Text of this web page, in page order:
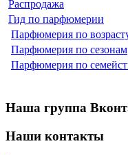
Распродажа
Гид по парфюмерии
Парфюмерия по
Парфюмерия по сезонам
Парфюмерия по
Наша группа
Наши контакты